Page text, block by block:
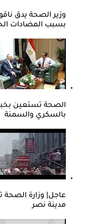
بسبب المضادات
الصحة تستعين
بالسكري والسمنة
عاجل| وزارة الصحة
مدينة نصر